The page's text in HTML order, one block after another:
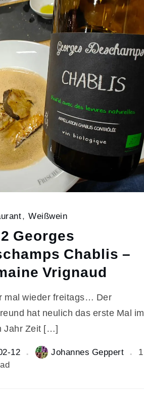
, Weißwein
Georges
Chablis –
Vrignaud
mal wieder freitags… Der
hat neulich das erste Mal im
Jahr Zeit […]
12 Johannes Geppert
1